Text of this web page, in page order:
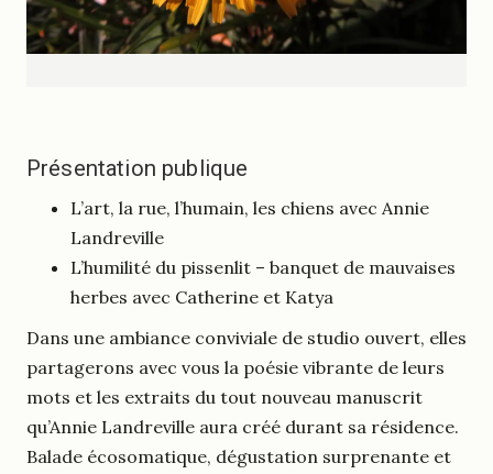
Présentation publique
L’art, la rue, l’humain, les chiens avec Annie
Landreville
L’humilité du pissenlit – banquet de mauvaises
herbes avec Catherine et Katya
Dans une ambiance conviviale de studio ouvert, elles
partagerons avec vous la poésie vibrante de leurs
mots et les extraits du tout nouveau manuscrit
qu’Annie Landreville aura créé durant sa résidence.
Balade écosomatique, dégustation surprenante et